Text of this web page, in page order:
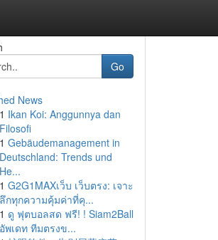
Go
News
1 Ikan Koi: Anggunnya dan
Filosofi
1 Gebäudemanagement in
Deutschland: Trends und
He...
1 G2G1MAXเว็บ เว็บตรง: เจาะ
ลึกทุกความคุ้มค่าที่คุ...
1 ดู ฟุตบอลสด ฟรี! ! Siam2Ball
อัพเดท ทีมตรงข...